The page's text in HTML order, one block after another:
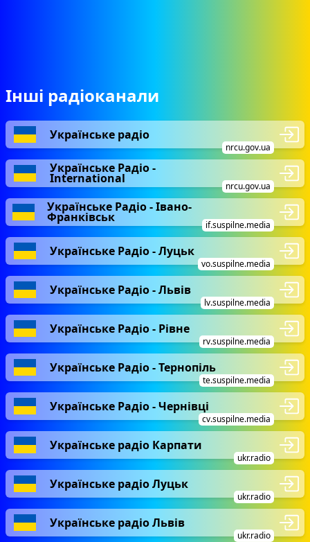
Інші радіоканали
Українське радіо
nrcu.gov.ua
Українське Радіо -
International
nrcu.gov.ua
Українське Радіо - Івано-
Франківськ
if.suspilne.media
Українське Радіо - Луцьк
vo.suspilne.media
Українське Радіо - Львів
lv.suspilne.media
Українське Радіо - Рівне
rv.suspilne.media
Українське Радіо - Тернопіль
te.suspilne.media
Українське Радіо - Чернівці
cv.suspilne.media
Українське радіо Карпати
ukr.radio
Українське радіо Луцьк
ukr.radio
Українське радіо Львів
ukr.radio